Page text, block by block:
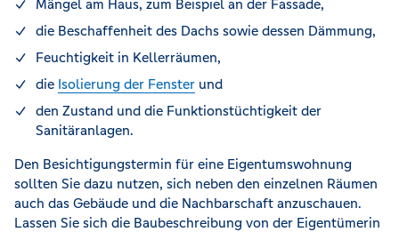
Mängel am Haus, zum Beispiel an der Fassade,
die Beschaffenheit des Dachs sowie dessen Dämmung,
Feuchtigkeit in Kellerräumen,
die Isolierung der Fenster und
den Zustand und die Funktionstüchtigkeit der
Sanitäranlagen.
Den Besichtigungstermin für eine Eigentumswohnung
sollten Sie dazu nutzen, sich neben den einzelnen Räumen
auch das Gebäude und die Nachbarschaft anzuschauen.
Lassen Sie sich die Baubeschreibung von der Eigentümerin